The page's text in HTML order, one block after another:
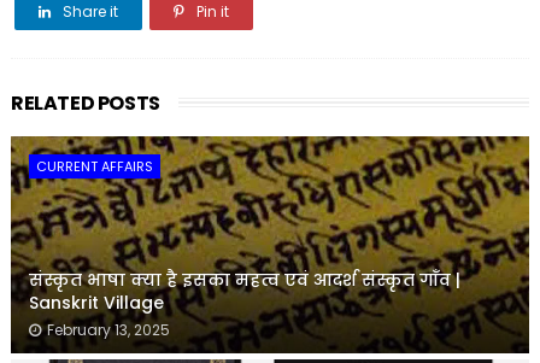
Share it Pin it
RELATED POSTS
CURRENT AFFAIRS
संस्कृत भाषा क्या है इसका महत्व एवं आदर्श संस्कृत गाँव |
Sanskrit Village
February 13, 2025